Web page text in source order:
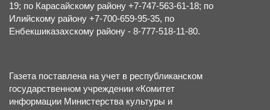
19; по Карасайскому району +7-747-563-61-18; по
Илийскому району +7-700-659-95-35, по
Енбекшиказахскому району - 8-777-518-11-80.
Газета поставлена на учет в республиканском
государственном учреждении «Комитет
информации Министерства культуры и